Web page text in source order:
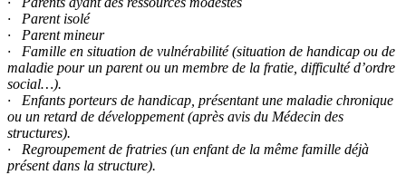
· Parent isolé
· Parent mineur
· Famille en situation de vulnérabilité (situation de handicap ou de
maladie pour un parent ou un membre de la fratie, difficulté d’ordre
social…).
· Enfants porteurs de handicap, présentant une maladie chronique
ou un retard de développement (après avis du Médecin des
structures).
· Regroupement de fratries (un enfant de la même famille déjà
présent dans la structure).